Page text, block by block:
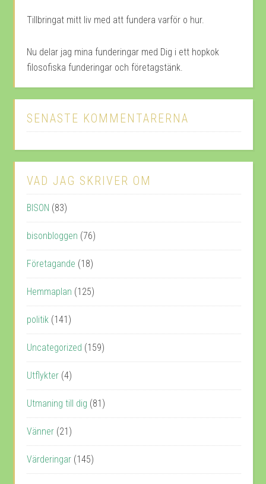
Tillbringat mitt liv med att fundera varför o hur.
Nu delar jag mina funderingar med Dig i ett hopkok
filosofiska funderingar och företagstänk.
SENASTE KOMMENTARERNA
VAD JAG SKRIVER OM
BISON (83)
bisonbloggen (76)
Företagande (18)
Hemmaplan (125)
politik (141)
Uncategorized (159)
Utflykter (4)
Utmaning till dig (81)
Vänner (21)
Värderingar (145)